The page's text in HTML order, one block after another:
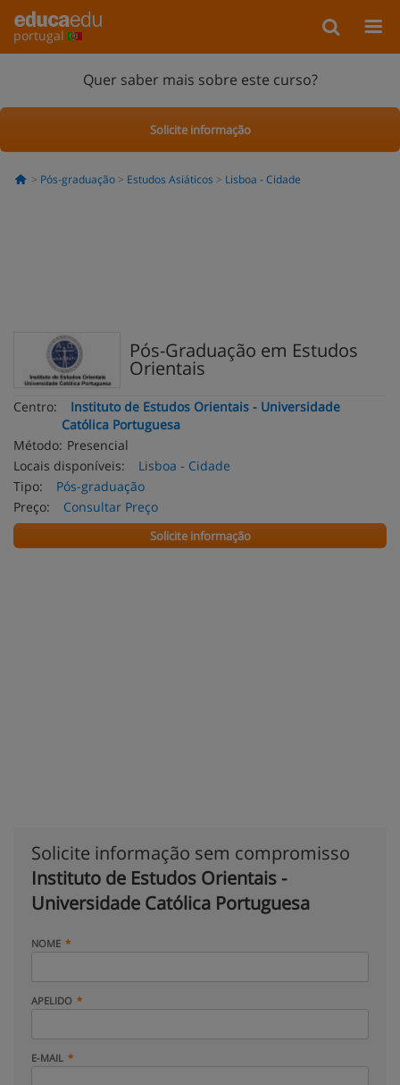
portugal
Quer saber mais sobre este curso?
Solicite informação
Pós-graduação Estudos Asiáticos Lisboa - Cidade
Pós-Graduação em Estudos
Orientais
Centro:
Instituto de Estudos Orientais - Universidade
Católica Portuguesa
Método: Presencial
Locais disponíveis:
Lisboa - Cidade
Tipo:
Pós-graduação
Preço:
Consultar Preço
Solicite informação
Solicite informação sem compromisso
Instituto de Estudos Orientais -
Universidade Católica Portuguesa
NOME
APELIDO
E-MAIL